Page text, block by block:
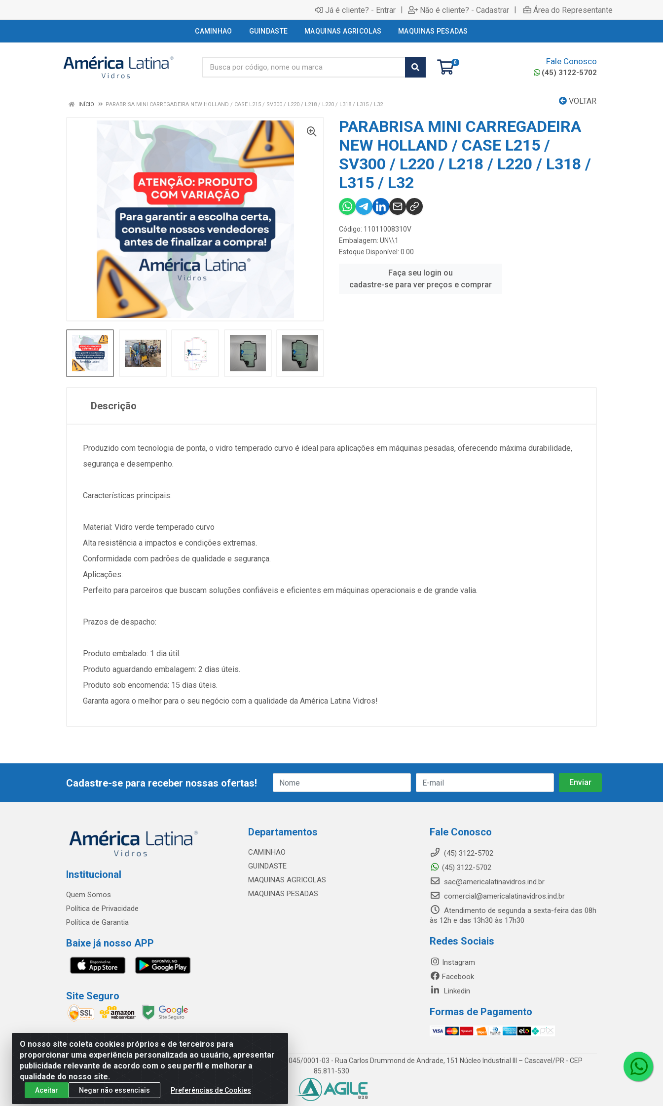
Já é cliente? - Entrar | Não é cliente? - Cadastrar | Área do Representante
CAMINHAO GUINDASTE MAQUINAS AGRICOLAS MAQUINAS PESADAS
0 Fale Conosco
(45) 3122-5702
VOLTAR
INÍCIO PARABRISA MINI CARREGADEIRA NEW HOLLAND / CASE L215 / SV300 / L220 / L218 / L220 / L318 / L315 / L32
PARABRISA MINI CARREGADEIRA
NEW HOLLAND / CASE L215 /
SV300 / L220 / L218 / L220 / L318 /
L315 / L32
Código: 11011008310V
Embalagem: UN\\1
Estoque Disponível: 0.00
Faça seu login ou
cadastre-se para ver preços e comprar
Descrição
Produzido com tecnologia de ponta, o vidro temperado curvo é ideal para aplicações em máquinas pesadas, oferecendo máxima durabilidade,
segurança e desempenho.
Características principais:
Material: Vidro verde temperado curvo
Alta resistência a impactos e condições extremas.
Conformidade com padrões de qualidade e segurança.
Aplicações:
Perfeito para parceiros que buscam soluções confiáveis e eficientes em máquinas operacionais e de grande valia.
Prazos de despacho:
Produto embalado: 1 dia útil.
Produto aguardando embalagem: 2 dias úteis.
Produto sob encomenda: 15 dias úteis.
Garanta agora o melhor para o seu negócio com a qualidade da América Latina Vidros!
O nosso site coleta cookies próprios e de terceiros para
proporcionar uma experiência personalizada ao usuário, apresentar
publicidade relevante de acordo com o seu perfil e melhorar a
qualidade do nosso site.
Aceitar Negar não essenciais Preferências de Cookies
Cadastre-se para receber nossas ofertas!
Institucional
Quem Somos
Política de Privacidade
Política de Garantia
Baixe já nosso APP
Site Seguro
Departamentos
CAMINHAO
GUINDASTE
MAQUINAS AGRICOLAS
MAQUINAS PESADAS
Fale Conosco
(45) 3122-5702
(45) 3122-5702
sac@americalatinavidros.ind.br
comercial@americalatinavidros.ind.br
Atendimento de segunda a sexta-feira das 08h
às 12h e das 13h30 às 17h30
Redes Sociais
Instagram
Facebook
Linkedin
Formas de Pagamento
América Latina Indústria e Comércio de Vidros LTDA - CNPJ 19.813.045/0001-03 - Rua Carlos Drummond de Andrade, 151 Núcleo Industrial III – Cascavel/PR - CEP
85.811-530